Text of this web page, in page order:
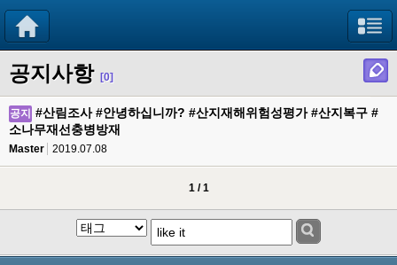
공지사항 [0]
공지
#산림조사 #안녕하십니까? #산지재해위험성평가 #산지복구 #
소나무재선충병방재
Master 2019.07.08
1 / 1